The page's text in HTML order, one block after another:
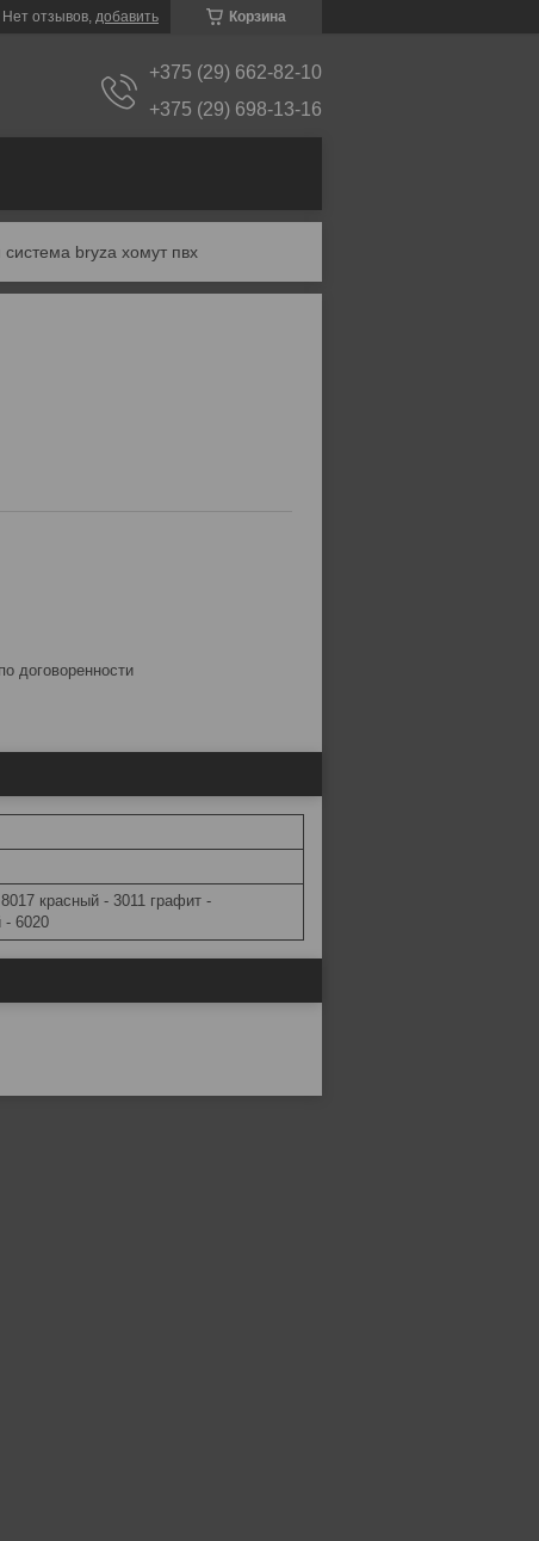
Корзина
Нет отзывов, добавить
+375 (29) 662-82-10
+375 (29) 698-13-16
система bryza хомут пвх
по договоренности
красный - 3011 графит -
- 6020